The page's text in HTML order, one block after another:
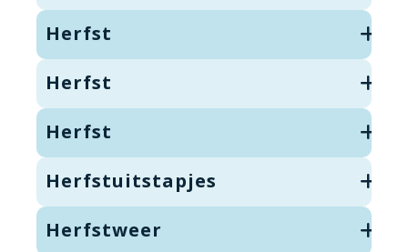
Herfst
Herfst
Herfst
Herfstuitstapjes
Herfstweer